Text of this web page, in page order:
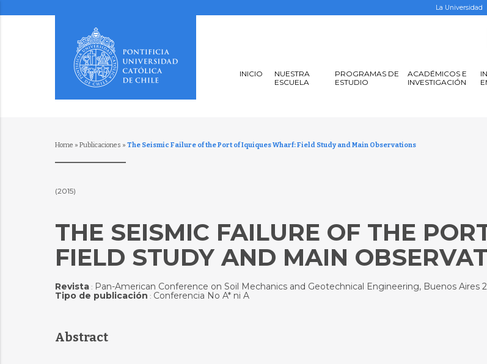
La Universidad
INICIO
NUESTRA
ESCUELA
PROGRAMAS DE
ESTUDIO
ACADÉMICOS E
INVESTIGACIÓN
Home » Publicaciones » The Seismic Failure of the Port of Iquiques Wharf: Field Study and Main Observations
(2015)
THE SEISMIC FAILURE OF THE
FIELD STUDY AND MAIN
Revista: Pan-American Conference on Soil Mechanics and Geotechnical Engineering, Buenos Aires
Tipo de publicación : Conferencia No A* ni A
Abstract